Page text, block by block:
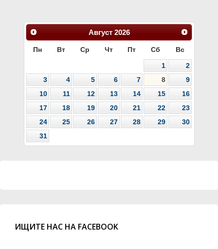
Август 2026
Пн Вт Ср Чт Пт Сб Вс
1
2
3
4 5 6 7 8
9
10
11 12 13 14 15
16
17
18 19 20 21 22
23
24
25 26 27 28 29
30
31
ИЩИТЕ НАС НА FACEBOOK